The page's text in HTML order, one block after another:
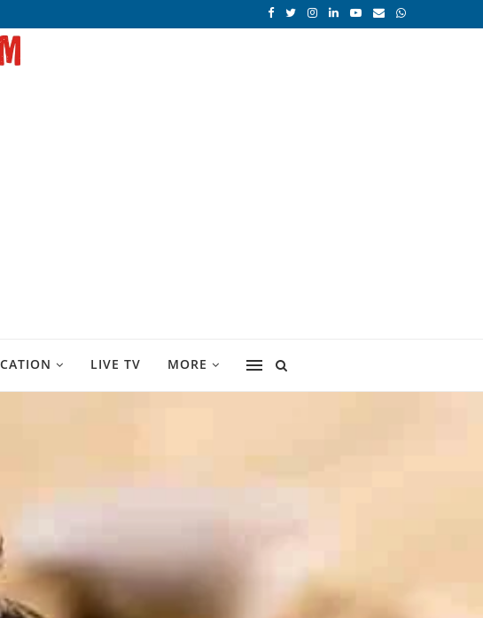
LIVE TV MORE